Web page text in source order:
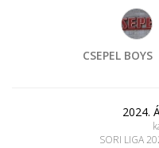
CSEPEL BOYS
2024.
SORI LIGA